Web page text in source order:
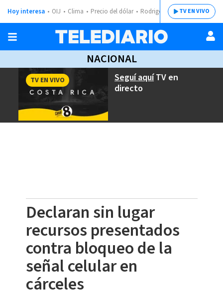
Hoy interesa OIJ Clima Precio del dólar Rodrigo ChavesTV EN VIVO
NACIONAL
Seguí aquíTV en
directo
TV EN VIVO
Declaran sin lugar
recursos presentados
contra bloqueo de la
señal celular en
cárceles